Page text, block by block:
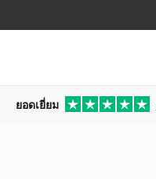
ยอดเยี่ยม